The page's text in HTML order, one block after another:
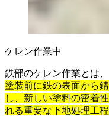
ケレン作業中
鉄部のケレン作業とは、
塗装前に鉄の表面から
し、新しい塗料の密着
れる重要な下地処理工程